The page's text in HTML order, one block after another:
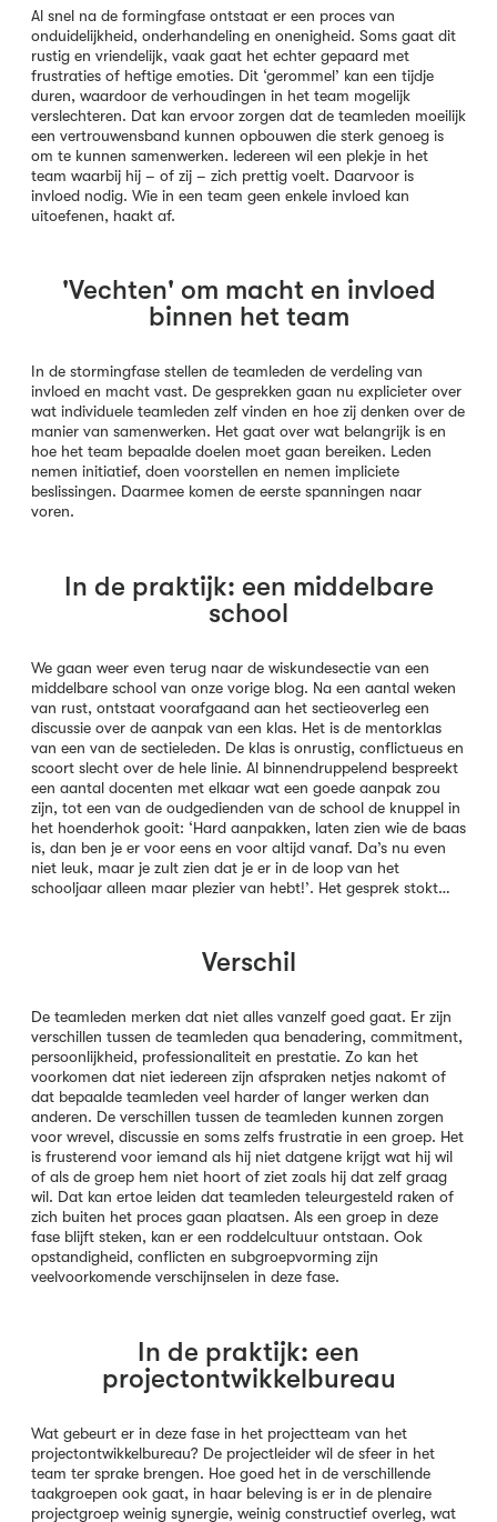
Al snel na de formingfase ontstaat er een proces van
onduidelijkheid, onderhandeling en onenigheid. Soms gaat dit
rustig en vriendelijk, vaak gaat het echter gepaard met
frustraties of heftige emoties. Dit ‘gerommel’ kan een tijdje
duren, waardoor de verhoudingen in het team mogelijk
verslechteren. Dat kan ervoor zorgen dat de teamleden moeilijk
een vertrouwensband kunnen opbouwen die sterk genoeg is
om te kunnen samenwerken. ledereen wil een plekje in het
team waarbij hij – of zij – zich prettig voelt. Daarvoor is
invloed nodig. Wie in een team geen enkele invloed kan
uitoefenen, haakt af.
'Vechten' om macht en invloed
binnen het team
In de stormingfase stellen de teamleden de verdeling van
invloed en macht vast. De gesprekken gaan nu explicieter over
wat individuele teamleden zelf vinden en hoe zij denken over de
manier van samenwerken. Het gaat over wat belangrijk is en
hoe het team bepaalde doelen moet gaan bereiken. Leden
nemen initiatief, doen voorstellen en nemen impliciete
beslissingen. Daarmee komen de eerste spanningen naar
voren.
In de praktijk: een middelbare
school
We gaan weer even terug naar de wiskundesectie van een
middelbare school van onze vorige blog. Na een aantal weken
van rust, ontstaat voorafgaand aan het sectieoverleg een
discussie over de aanpak van een klas. Het is de mentorklas
van een van de sectieleden. De klas is onrustig, conflictueus en
scoort slecht over de hele linie. Al binnendruppelend bespreekt
een aantal docenten met elkaar wat een goede aanpak zou
zijn, tot een van de oudgedienden van de school de knuppel in
het hoenderhok gooit: ‘Hard aanpakken, laten zien wie de baas
is, dan ben je er voor eens en voor altijd vanaf. Da’s nu even
niet leuk, maar je zult zien dat je er in de loop van het
schooljaar alleen maar plezier van hebt!’. Het gesprek stokt…
Verschil
De teamleden merken dat niet alles vanzelf goed gaat. Er zijn
verschillen tussen de teamleden qua benadering, commitment,
persoonlijkheid, professionaliteit en prestatie. Zo kan het
voorkomen dat niet iedereen zijn afspraken netjes nakomt of
dat bepaalde teamleden veel harder of langer werken dan
anderen. De verschillen tussen de teamleden kunnen zorgen
voor wrevel, discussie en soms zelfs frustratie in een groep. Het
is frusterend voor iemand als hij niet datgene krijgt wat hij wil
of als de groep hem niet hoort of ziet zoals hij dat zelf graag
wil. Dat kan ertoe leiden dat teamleden teleurgesteld raken of
zich buiten het proces gaan plaatsen. Als een groep in deze
fase blijft steken, kan er een roddelcultuur ontstaan. Ook
opstandigheid, conflicten en subgroepvorming zijn
veelvoorkomende verschijnselen in deze fase.
In de praktijk: een
projectontwikkelbureau
Wat gebeurt er in deze fase in het projectteam van het
projectontwikkelbureau? De projectleider wil de sfeer in het
team ter sprake brengen. Hoe goed het in de verschillende
taakgroepen ook gaat, in haar beleving is er in de plenaire
projectgroep weinig synergie, weinig constructief overleg, wat